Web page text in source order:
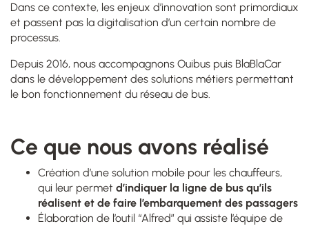
Dans ce contexte, les enjeux d’innovation sont primordiaux
et passent pas la digitalisation d’un certain nombre de
processus.
Depuis 2016, nous accompagnons Ouibus puis BlaBlaCar
dans le développement des solutions métiers permettant
le bon fonctionnement du réseau de bus.
Ce que nous avons réalisé
Création d’une solution mobile pour les chauffeurs,
qui leur permet d’indiquer la ligne de bus qu’ils
réalisent et de faire l’embarquement des passagers
Élaboration de l’outil “Alfred” qui assiste l’équipe de